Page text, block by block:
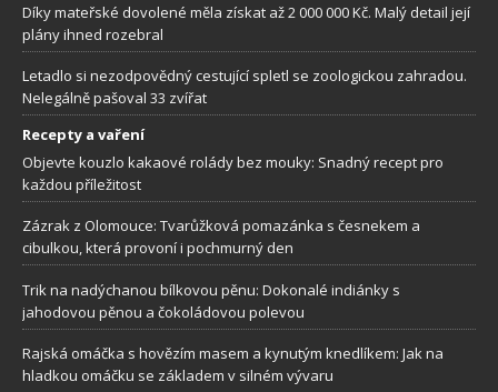
Díky mateřské dovolené měla získat až 2 000 000 Kč. Malý detail její
plány ihned rozebral
Letadlo si nezodpovědný cestující spletl se zoologickou zahradou.
Nelegálně pašoval 33 zvířat
Recepty a vaření
Objevte kouzlo kakaové rolády bez mouky: Snadný recept pro
každou příležitost
Zázrak z Olomouce: Tvarůžková pomazánka s česnekem a
cibulkou, která provoní i pochmurný den
Trik na nadýchanou bílkovou pěnu: Dokonalé indiánky s
jahodovou pěnou a čokoládovou polevou
Rajská omáčka s hovězím masem a kynutým knedlíkem: Jak na
hladkou omáčku se základem v silném vývaru